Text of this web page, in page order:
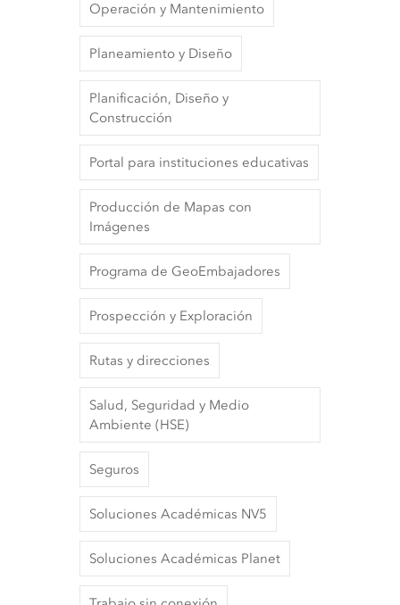
Operación y Mantenimiento
Planeamiento y Diseño
Planificación, Diseño y
Construcción
Portal para instituciones educativas
Producción de Mapas con
Imágenes
Programa de GeoEmbajadores
Prospección y Exploración
Rutas y direcciones
Salud, Seguridad y Medio
Ambiente (HSE)
Seguros
Soluciones Académicas NV5
Soluciones Académicas Planet